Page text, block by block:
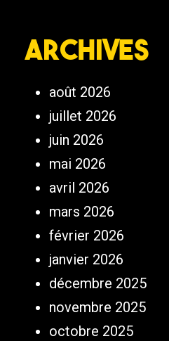
Archives
août 2026
juillet 2026
juin 2026
mai 2026
avril 2026
mars 2026
février 2026
janvier 2026
décembre 2025
novembre 2025
octobre 2025